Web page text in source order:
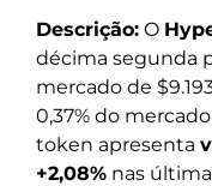
Descrição: O
décima segunda
mercado de
0,37% do
token apresenta
+2,08% nas